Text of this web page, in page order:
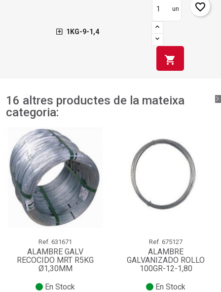
1KG-9-1,4
un
shopping_cart
favorite_border
16 altres productes de la mateixa
categoria:
Ref. 631671
ALAMBRE GALV
RECOCIDO MRT R5KG
Ø1,30MM
En Stock
Ref. 675127
ALAMBRE
GALVANIZADO ROLLO
100GR-12-1,80
En Stock